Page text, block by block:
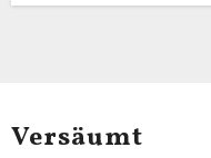
Versäumt